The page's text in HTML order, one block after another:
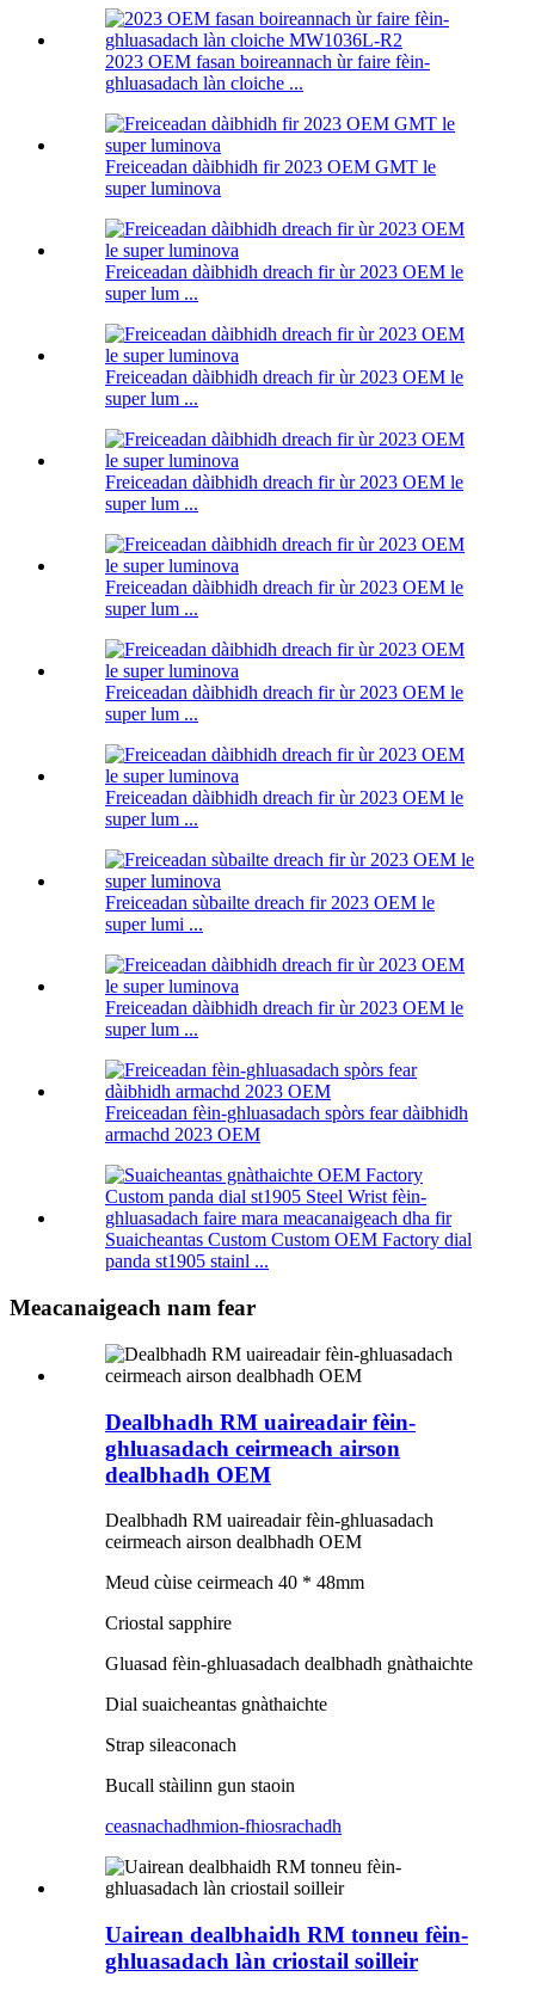
2023 OEM fasan boireannach ùr faire fèin-
ghluasadach làn cloiche ...
Freiceadan dàibhidh fir 2023 OEM GMT le
super luminova
Freiceadan dàibhidh dreach fir ùr 2023 OEM le
super lum ...
Freiceadan dàibhidh dreach fir ùr 2023 OEM le
super lum ...
Freiceadan dàibhidh dreach fir ùr 2023 OEM le
super lum ...
Freiceadan dàibhidh dreach fir ùr 2023 OEM le
super lum ...
Freiceadan dàibhidh dreach fir ùr 2023 OEM le
super lum ...
Freiceadan dàibhidh dreach fir ùr 2023 OEM le
super lum ...
Freiceadan sùbailte dreach fir 2023 OEM le
super lumi ...
Freiceadan dàibhidh dreach fir ùr 2023 OEM le
super lum ...
Freiceadan fèin-ghluasadach spòrs fear dàibhidh
armachd 2023 OEM
Suaicheantas Custom Custom OEM Factory dial
panda st1905 stainl ...
Meacanaigeach nam fear
Dealbhadh RM uaireadair fèin-
ghluasadach ceirmeach airson
dealbhadh OEM
Dealbhadh RM uaireadair fèin-ghluasadach
ceirmeach airson dealbhadh OEM
Meud cùise ceirmeach 40 * 48mm
Criostal sapphire
Gluasad fèin-ghluasadach dealbhadh gnàthaichte
Dial suaicheantas gnàthaichte
Strap sileaconach
Bucall stàilinn gun staoin
ceasnachadhmion-fhiosrachadh
Uairean dealbhaidh RM tonneu fèin-
ghluasadach làn criostail soilleir